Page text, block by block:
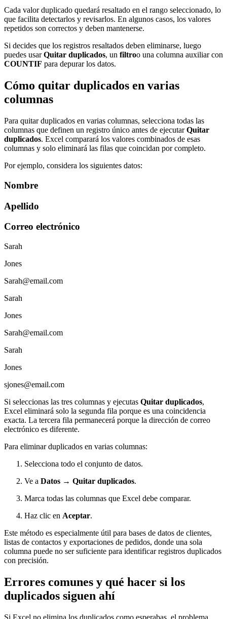
Cada valor duplicado quedará resaltado en el rango seleccionado, lo
que facilita detectarlos y revisarlos. En algunos casos, los valores
repetidos son correctos y deben mantenerse.
Si decides que los registros resaltados deben eliminarse, luego
puedes usarQuitar duplicados, un filtroo una columna auxiliar con
COUNTIF para depurar los datos.
Cómo quitar duplicados en varias
columnas
Para quitar duplicados en varias columnas, selecciona todas las
columnas que definen un registro único antes de ejecutarQuitar
duplicados. Excel comparará los valores combinados de esas
columnas y solo eliminará las filas que coincidan por completo.
Por ejemplo, considera los siguientes datos:
Nombre
Apellido
Correo electrónico
Sarah
Jones
Sarah@email.com
Sarah
Jones
Sarah@email.com
Sarah
Jones
sjones@email.com
Si seleccionas las tres columnas y ejecutas Quitar duplicados,
Excel eliminará solo la segunda fila porque es una coincidencia
exacta. La tercera fila permanecerá porque la dirección de correo
electrónico es diferente.
Para eliminar duplicados en varias columnas:
Selecciona todo el conjunto de datos.
Ve a Datos → Quitar duplicados.
Marca todas las columnas que Excel debe comparar.
Haz clic en Aceptar.
Este método es especialmente útil para bases de datos de clientes,
listas de contactos y exportaciones de pedidos, donde una sola
columna puede no ser suficiente para identificar registros duplicados
con precisión.
Errores comunes y qué hacer si los
duplicados siguen ahí
Si Excel no elimina los duplicados como esperabas, el problema